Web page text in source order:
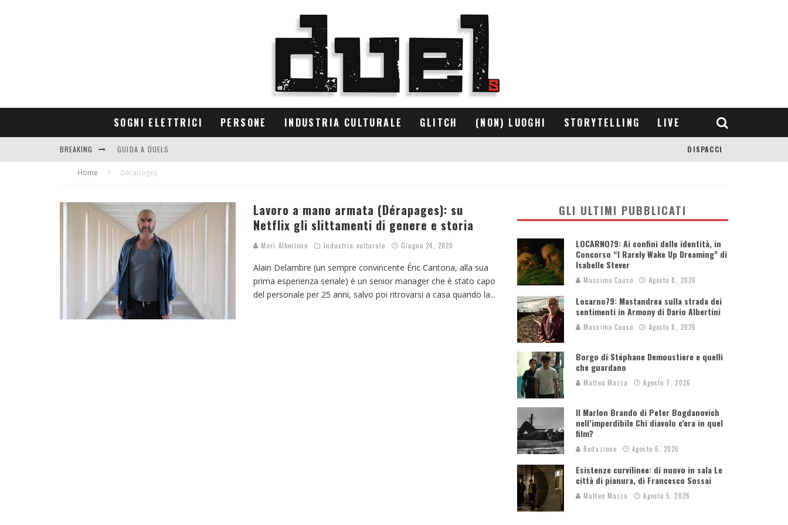
SOGNI ELETTRICI PERSONE INDUSTRIA CULTURALE GLITCH (NON) LUOGHI STORYTELLING LIVE
BREAKING GUIDA A DUELS
CONTRIBUTORS
DISPACCI
Home Dérapages
Lavoro a mano armata (Dérapages): su
Netflix gli slittamenti di genere e storia
Marì Alberione Industria culturale Giugno 24, 2020
Alain Delambre (un sempre convincente Éric Cantona, alla sua
prima esperienza seriale) è un senior manager che è stato capo
del personale per 25 anni, salvo poi ritrovarsi a casa quando la...
GLI ULTIMI PUBBLICATI
LOCARNO79: Ai confini delle identità, in
Concorso “I Rarely Wake Up Dreaming” di
Isabelle Stever
Massimo Causo Agosto 8, 2026
Locarno79: Mastandrea sulla strada dei
sentimenti in Armony di Dario Albertini
Massimo Causo Agosto 8, 2026
Borgo di Stéphane Demoustiere e quelli
che guardano
Matteo Mazza Agosto 7, 2026
Il Marlon Brando di Peter Bogdanovich
nell’imperdibile Chi diavolo c’era in quel
film?
Redazione Agosto 6, 2026
Esistenze curvilinee: di nuovo in sala Le
città di pianura, di Francesco Sossai
Matteo Mazza Agosto 5, 2026